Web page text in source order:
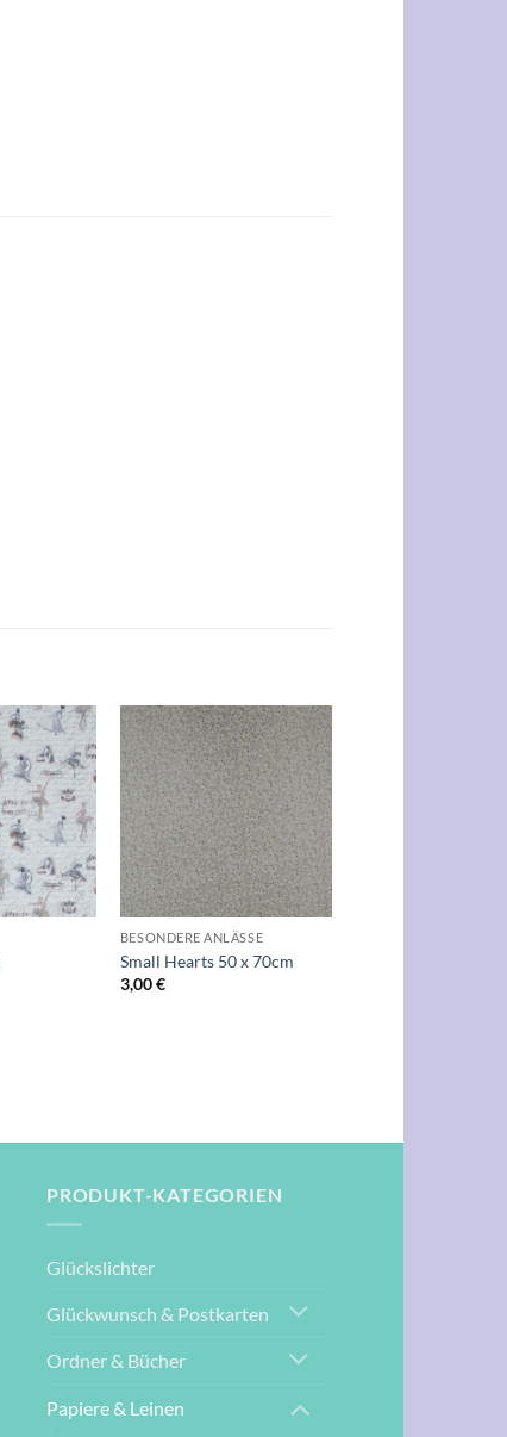
Auf die
Wunschliste
Auf die
Wunschliste
+
BESONDERE ANLÄSSE
Small Hearts 50 x 70cm
3,00€
PRODUKT-KATEGORIEN
Glückslichter
Glückwunsch & Postkarten
Ordner & Bücher
Papiere & Leinen